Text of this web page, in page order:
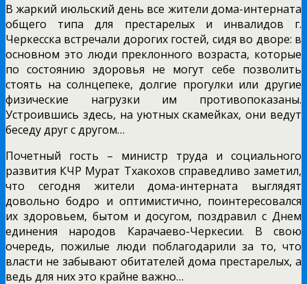
В жаркий июльский день все жители дома-интерната
общего типа для престарелых и инвалидов г.
Черкесска встречали дорогих гостей, сидя во дворе: в
основном это люди преклонного возраста, которые
по состоянию здоровья не могут себе позволить
стоять на солнцепеке, долгие прогулки или другие
физические нагрузки им противопоказаны.
Устроившись здесь, на уютных скамейках, они ведут
беседу друг с другом…
Почетный гость – министр труда и социального
развития КЧР Мурат Тхакохов справедливо заметил,
что сегодня жители дома-интерната выглядят
довольно бодро и оптимистично, поинтересовался
их здоровьем, бытом и досугом, поздравил с Днем
единения народов Карачаево-Черкесии. В свою
очередь, пожилые люди поблагодарили за то, что
власти не забывают обитателей дома престарелых, а
ведь для них это крайне важно…